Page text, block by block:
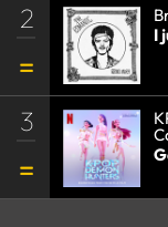
2
I
3